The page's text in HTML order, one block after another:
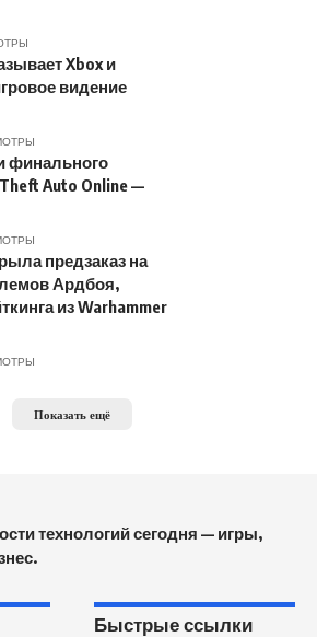
Xbox и
видение
финального
Auto Online —
предзаказ на
Ардбоя,
из Warhammer
Показать ещё
технологий сегодня — игры,
Быстрые ссылки